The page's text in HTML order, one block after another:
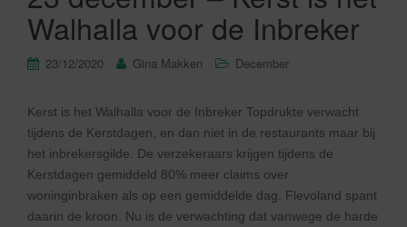
Walhalla voor de Inbreker
23/12/2020 Gina Makken December
Kerst is het Walhalla voor de Inbreker Topdrukte verwacht
tijdens de Kerstdagen, en dan niet in de restaurants maar bij
het inbrekersgilde. De verzekeraars krijgen tijdens de
Kerstdagen gemiddeld 80% meer claims over
woninginbraken als op een gemiddelde dag. Flevoland spant
daarin de kroon. Nu is de verwachting dat vanwege de harde